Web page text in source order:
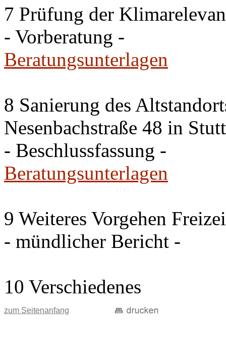
7 Prüfung der
- Vorberatung -
Beratungsunterlagen
8 Sanierung des
Nesenbachstraße 48 in
- Beschlussfassung -
Beratungsunterlagen
9 Weiteres Vorgehen
- mündlicher Bericht -
10 Verschiedenes
zum Seitenanfang